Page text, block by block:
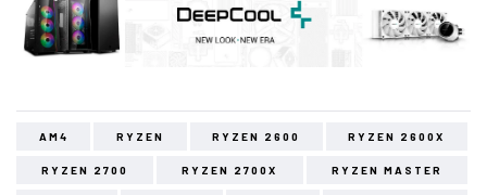
AM4 RYZEN RYZEN 2600 RYZEN 2600X
RYZEN 2700 RYZEN 2700X RYZEN MASTER